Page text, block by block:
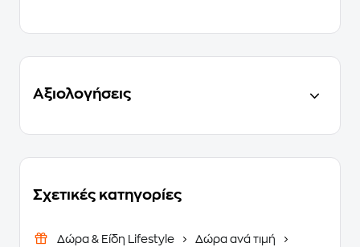
Αξιολογήσεις
Σχετικές κατηγορίες
Δώρα & Είδη Lifestyle
Δώρα ανά τιμή